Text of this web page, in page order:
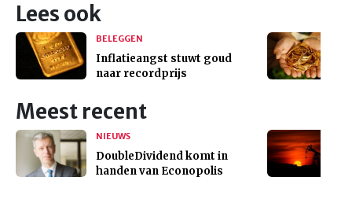
Lees ook
BELEGGEN
Inflatieangst stuwt goud
naar recordprijs
Meest recent
NIEUWS
DoubleDividend komt in
handen van Econopolis